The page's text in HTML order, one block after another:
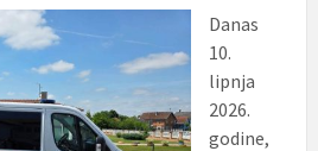
Danas
10.
lipnja
2026.
godine,